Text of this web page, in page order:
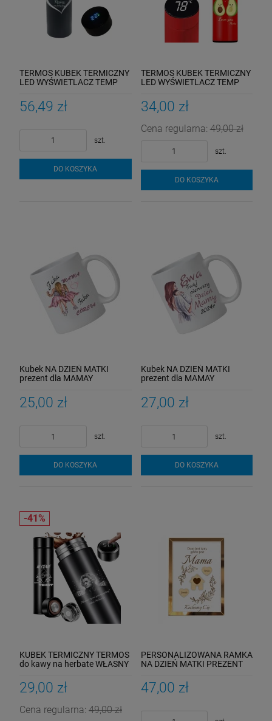
TERMOS KUBEK TERMICZNY
LED WYŚWIETLACZ TEMP
56,49 zł
szt.
DO KOSZYKA
TERMOS KUBEK TERMICZNY
LED WYŚWIETLACZ TEMP
34,00 zł
Cena regularna:49,00 zł
szt.
DO KOSZYKA
Kubek NA DZIEŃ MATKI
prezent dla MAMAY
IMIENINY
25,00 zł
szt.
DO KOSZYKA
Kubek NA DZIEŃ MATKI
prezent dla MAMAY
i DZIECKA
27,00 zł
szt.
DO KOSZYKA
KUBEK TERMICZNY TERMOS
do kawy na herbate WŁASNY
PREZENT
29,00 zł
Cena regularna: 49,00 zł
PERSONALIZOWANA RAMKA
NA DZIEŃ MATKI PREZENT
NADRUK
47,00 zł